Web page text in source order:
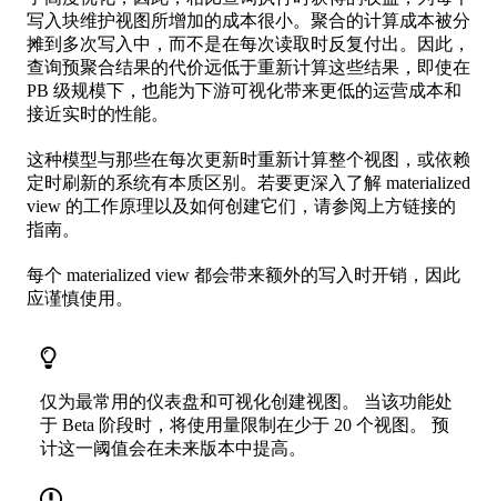
写入块维护视图所增加的成本很小。聚合的计算成本被分
摊到多次写入中，而不是在每次读取时反复付出。因此，
查询预聚合结果的代价远低于重新计算这些结果，即使在
PB 级规模下，也能为下游可视化带来更低的运营成本和
接近实时的性能。
这种模型与那些在每次更新时重新计算整个视图，或依赖
定时刷新的系统有本质区别。若要更深入了解 materialized
view 的工作原理以及如何创建它们，请参阅上方链接的
指南。
每个 materialized view 都会带来额外的写入时开销，因此
应谨慎使用。
仅为最常用的仪表盘和可视化创建视图。 当该功能处
于 Beta 阶段时，将使用量限制在少于 20 个视图。 预
计这一阈值会在未来版本中提高。